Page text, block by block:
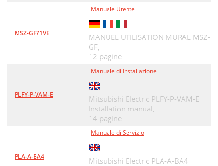
MSZ-GF71VE
Manuale Utente
MANUEL UTILISATION MURAL MSZ-
GF,
12 pagine
PLFY-P-VAM-E
Manuale di Installazione
Mitsubishi Electric PLFY-P-VAM-E
Installation manual,
14 pagine
PLA-A-BA4
Manuale di Servizio
Mitsubishi Electric PLA-A-BA4